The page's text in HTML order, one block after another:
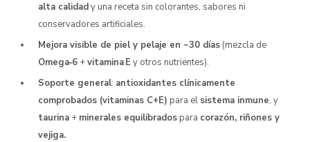
alta calidady una receta sin colorantes, sabores ni
conservadores artificiales.
Mejora visible de piel y pelaje en ~30 días (mezcla de
Omega‑6 +vitamina Ey otros nutrientes).
Soporte general: antioxidantes clínicamente
comprobados (vitaminas C+E) para el sistema inmune, y
taurina + minerales equilibrados para corazón, riñones y
vejiga.